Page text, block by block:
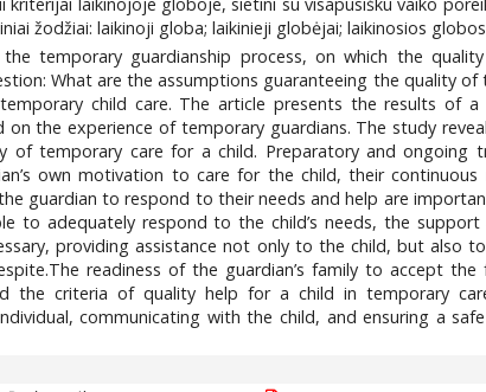
žodžiai: laikinoji globa; laikinieji globėjai; laikinosios
temporary guardianship process, on which the
What are the assumptions guaranteeing the quality
child care. The article presents the results of
the experience of temporary guardians. The study
temporary care for a child. Preparatory and ongoing
own motivation to care for the child, their
guardian to respond to their needs and help are
to adequately respond to the child’s needs, the
providing assistance not only to the child, but also
readiness of the guardian’s family to accept
the criteria of quality help for a child in temporary
communicating with the child, and ensuring a